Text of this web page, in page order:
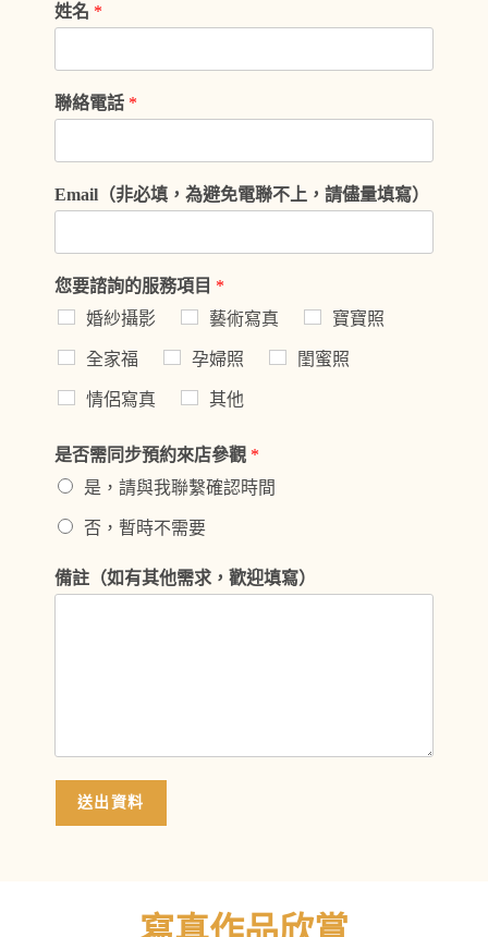
姓名 *
聯絡電話 *
Email（非必填，為避免電聯不上，請儘量填寫）
您要諮詢的服務項目 *
婚紗攝影
藝術寫真 寶寶照
全家福 孕婦照 閨蜜照
情侶寫真 其他
是否需同步預約來店參觀 *
是，請與我聯繫確認時間
否，暫時不需要
備註（如有其他需求，歡迎填寫）
送出資料